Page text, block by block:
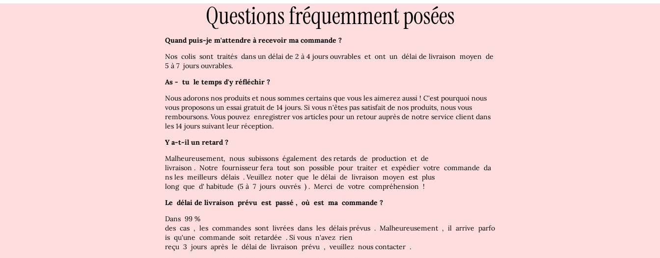
Questions fréquemment posées
Quand puis-je m'attendre à recevoir ma commande ?
Nos colis sont traités dans un délai de 2 à 4 jours ouvrables et ont un délai de livraison moyen de
5 à 7 jours ouvrables.
As - tu le temps d'y réfléchir ?
Nous adorons nos produits et nous sommes certains que vous les aimerez aussi ! C'est pourquoi nous
vous proposons un essai gratuit de 14 jours. Si vous n'êtes pas satisfait de nos produits, nous vous
remboursons. Vous pouvez enregistrer vos articles pour un retour auprès de notre service client dans
les 14 jours suivant leur réception.
Y a-t-il un retard ?
Malheureusement, nous subissons également des retards de production et de
livraison . Notre fournisseur fera tout son possible pour traiter et expédier votre commande da
ns les meilleurs délais . Veuillez noter que le délai de livraison moyen est plus
long que d' habitude (5 à 7 jours ouvrés ) . Merci de votre compréhension !
Le délai de livraison prévu est passé , où est ma commande ?
Dans 99 %
des cas , les commandes sont livrées dans les délais prévus . Malheureusement , il arrive parfo
is qu'une commande soit retardée . Si vous n'avez rien
reçu 3 jours après le délai de livraison prévu , veuillez nous contacter .